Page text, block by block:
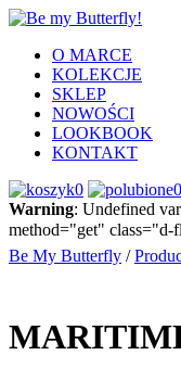
O MARCE
KOLEKCJE
SKLEP
NOWOŚCI
LOOKBOOK
KONTAKT
0
0
Warning: Undefined
method="get" class="d-
Be My Butterfly /